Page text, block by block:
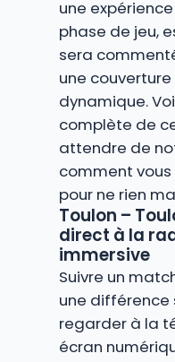
une
phase de jeu,
sera
une
dynamique.
complète de
attendre de
comment
pour ne rien
Toulon –
direct à la
immersive
Suivre un
une
regarder à la
écran